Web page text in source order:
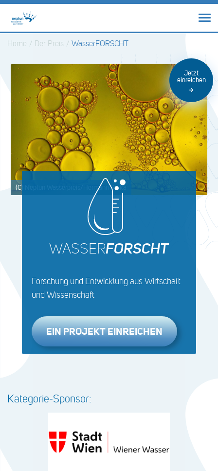
Jetzt
einreichen
Home / Der Preis / WasserFORSCHT
(C) Neptun Wasserpreis/Hermann Sarka
WASSERFORSCHT
Forschung und Entwicklung aus Wirtschaft
und Wissenschaft
EIN PROJEKT EINREICHEN
Kategorie-Sponsor: